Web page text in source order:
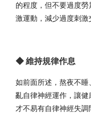
的程度，但不要過度
激運動，減少過度刺激
◆ 維持規律作息
如前面所述，熬夜不
亂自律神經運作，讓健
才不易有自律神經失調